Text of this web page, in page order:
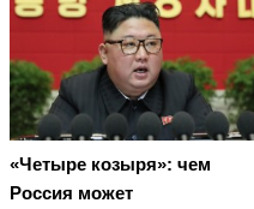
«Четыре козыря»: чем
Россия может